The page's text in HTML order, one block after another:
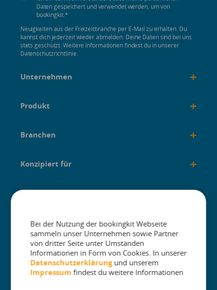
Daten gespeichert und verwendet werden, um von
bookingkit.*
Neuigkeiten aus der Freizeitbranche per E-Mail zu erhalten. Du
kannst dich jederzeit wieder abmelden. Deine Daten sind bei uns
stets geschützt. Weitere Informationen findest du in unserer
Datenschutzrichtlinie.
The One Platform for Attractions. Sell
More and Simplify Operations.
Unternehmen +
Produkt +
Branchen +
Konzipiert für +
Anleitungen +
Bei der Nutzung der bookingkit Webseite
sammeln unser Unternehmen sowie Partner
von dritter Seite unter Umständen
Informationen in Form von Cookies. In unserer
Datenschutzerklärungund unserem
Impressum findest du weitere Informationen